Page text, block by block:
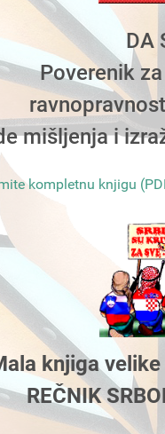
DA
Poverenik
mišljenja i
kompletnu knjigu
knjiga
REČNIK